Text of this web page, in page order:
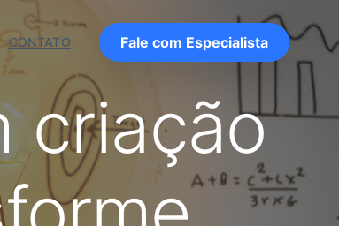
CONTATO Fale com Especialista
criação